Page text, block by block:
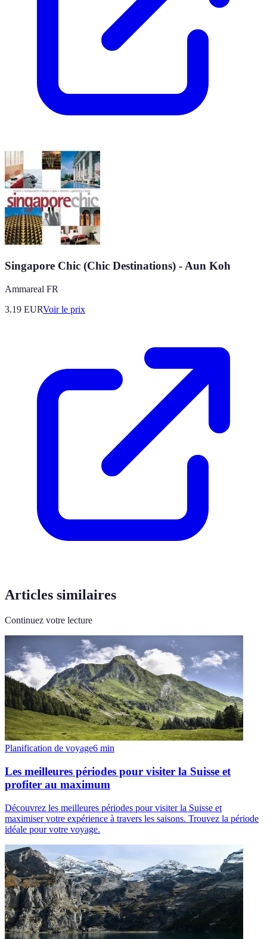
Singapore Chic (Chic Destinations) - Aun Koh
Ammareal FR
3.19 EURVoir le prix
Articles similaires
Continuez votre lecture
Planification de voyage6 min
Les meilleures périodes pour visiter la Suisse et
profiter au maximum
Découvrez les meilleures périodes pour visiter la Suisse et
maximiser votre expérience à travers les saisons. Trouvez la période
idéale pour votre voyage.